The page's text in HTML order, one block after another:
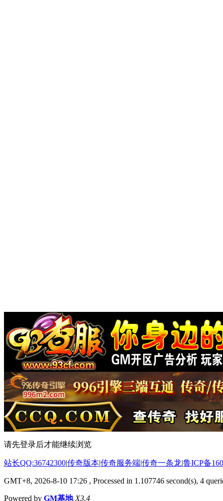
请先登录后才能继续浏览
站长QQ:36742300|传奇版本|传奇服务端|传奇一条龙|鲁ICP备
GMT+8, 2026-8-10 17:26 , Processed in 1.107746 second(s), 4
Powered by GM基地 X3.4